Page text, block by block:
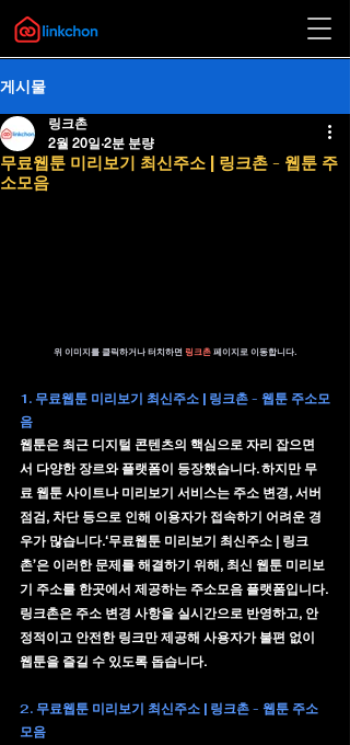
게시물
무료웹툰 미리보기 최신주소 | 링크촌 - 웹툰 주
소모음
링크촌
2월 20일 2분 분량
위 이미지를 클릭하거나 터치하면 링크촌 페이지로 이동합니다.
1. 무료웹툰 미리보기 최신주소 | 링크촌 - 웹툰 주소모
음
웹툰은 최근 디지털 콘텐츠의 핵심으로 자리 잡으면
서 다양한 장르와 플랫폼이 등장했습니다. 하지만 무
료 웹툰 사이트나 미리보기 서비스는 주소 변경, 서버
점검, 차단 등으로 인해 이용자가 접속하기 어려운 경
우가 많습니다.‘무료웹툰 미리보기 최신주소 | 링크
촌’은 이러한 문제를 해결하기 위해, 최신 웹툰 미리보
기 주소를 한곳에서 제공하는 주소모음 플랫폼입니다.
링크촌은 주소 변경 사항을 실시간으로 반영하고, 안
정적이고 안전한 링크만 제공해 사용자가 불편 없이
웹툰을 즐길 수 있도록 돕습니다.
2. 무료웹툰 미리보기 최신주소 | 링크촌 - 웹툰 주소
모음